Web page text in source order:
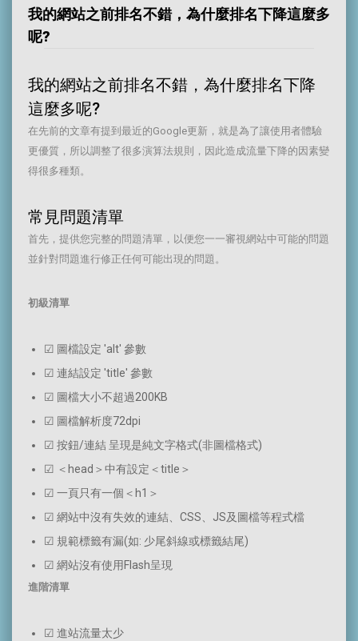
我的網站之前排名不錯，為什麼排名下降這麼多
呢?
我的網站之前排名不錯，為什麼排名下降
這麼多呢?
在先前的文章有提到最近的Google更新，就是為了讓使用者體驗
更優質，所以調整了很多演算法規則，因此造成流量下降的因素變
得很多種類。
常見問題清單
首先，提供您完整的問題清單，以便您一一審視網站中可能的問題
並針對問題進行修正任何可能出現的問題。
初級清單
☑ 圖檔設定 'alt' 參數
☑ 連結設定 'title' 參數
☑ 圖檔大小不超過200KB
☑ 圖檔解析度72dpi
☑ 按鈕/連結 呈現是純文字格式(非圖檔格式)
☑ ＜head＞中有設定＜title＞
☑ 一頁只有一個＜h1＞
☑ 網站中沒有失效的連結、CSS、JS及圖檔等程式檔
☑ 規範標籤有漏(如: 少尾斜線或標籤結尾)
☑ 網站沒有使用Flash呈現
進階清單
☑ 進站流量太少